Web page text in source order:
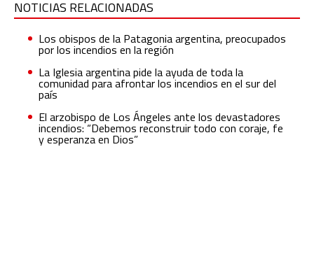
NOTICIAS RELACIONADAS
Los obispos de la Patagonia argentina, preocupados
por los incendios en la región
La Iglesia argentina pide la ayuda de toda la
comunidad para afrontar los incendios en el sur del
país
El arzobispo de Los Ángeles ante los devastadores
incendios: “Debemos reconstruir todo con coraje, fe
y esperanza en Dios”